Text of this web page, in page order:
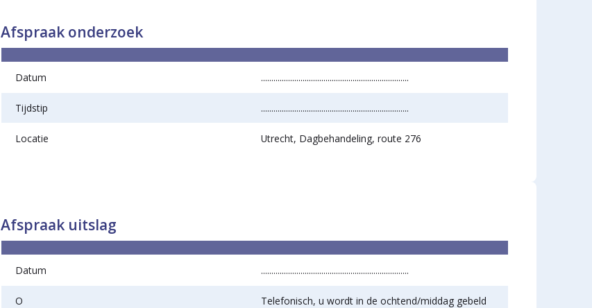
Afspraak onderzoek
Datum .......................................................................
Tijdstip .......................................................................
Locatie Utrecht, Dagbehandeling, route 276
Afspraak uitslag
Datum .......................................................................
O
Telefonisch, u wordt in de ochtend/middag gebeld